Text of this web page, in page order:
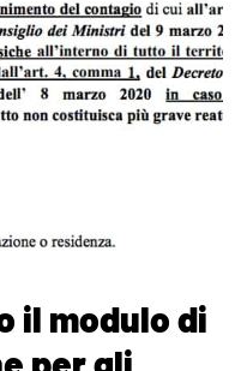
il modulo di
per gli